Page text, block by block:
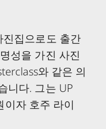
집으로도 출간
성을 가진 사진
와 같은 의
니다. 그는 UP
자 호주 라이